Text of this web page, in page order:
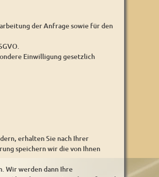
der Anfrage sowie für den
Einwilligung gesetzlich
erhalten Sie nach Ihrer
speichern wir die von Ihnen
Wir werden dann Ihre